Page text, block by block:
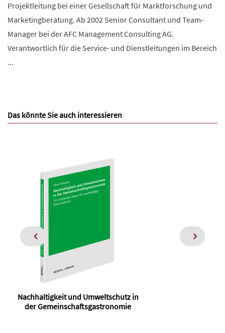
Projektleitung bei einer Gesellschaft für Marktforschung und
Marketingberatung. Ab 2002 Senior Consultant und Team-
Manager bei der AFC Management Consulting AG.
Verantwortlich für die Service- und Dienstleitungen im Bereich
...
Das könnte Sie auch interessieren
Nachhaltigkeit und Umweltschutz in
der Gemeinschaftsgastronomie